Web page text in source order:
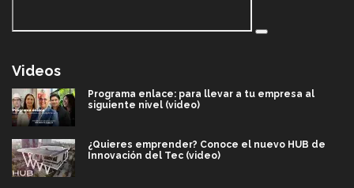
Videos
Programa enlace: para llevar a tu empresa al
siguiente nivel (video)
¿Quieres emprender? Conoce el nuevo HUB de
Innovación del Tec (video)